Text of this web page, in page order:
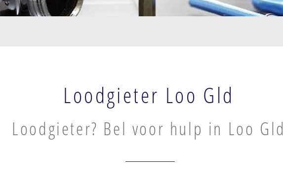
Loodgieter Loo Gld
Loodgieter? Bel voor hulp in Loo Gld